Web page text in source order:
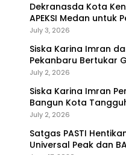
Dekranasda Kota
APEKSI Medan untuk
UMKM, Tenun Lokal
July 3, 2026
Siska Karina Imran
Pekanbaru Bertukar
Peningkatan PAD Jadi
July 2, 2026
Siska Karina Imran
Bangun Kota
Hadapi Tantangan
July 2, 2026
Satgas PASTI
Universal Peak dan